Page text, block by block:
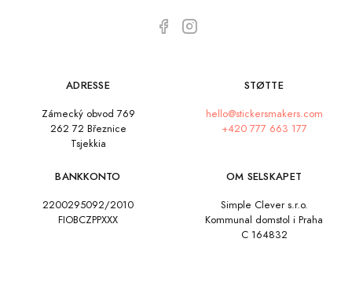
ADRESSE
Zámecký obvod 769
262 72 Březnice
Tsjekkia
STØTTE
hello@stickersmakers.com
+420 777 663 177
BANKKONTO
2200295092/2010
FIOBCZPPXXX
OM SELSKAPET
Simple Clever s.r.o.
Kommunal domstol i Praha
C 164832